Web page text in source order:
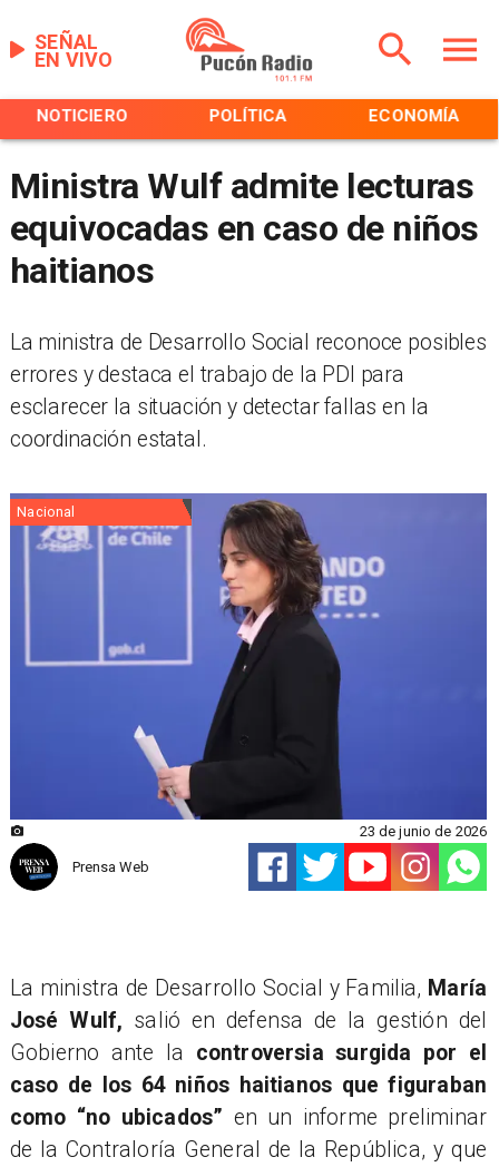
EN VIVO
SEÑAL
NOTICIERO POLÍTICA ECONOMÍA
Ministra Wulf admite lecturas
equivocadas en caso de niños
haitianos
La ministra de Desarrollo Social reconoce posibles
errores y destaca el trabajo de la PDI para
esclarecer la situación y detectar fallas en la
coordinación estatal.
Nacional
Prensa Web
23 de junio de 2026
La ministra de Desarrollo Social y Familia, María
José Wulf, salió en defensa de la gestión del
Gobierno ante la controversia surgida por el
caso de los 64 niños haitianos que figuraban
como “no ubicados” en un informe preliminar
de la Contraloría General de la República, y que